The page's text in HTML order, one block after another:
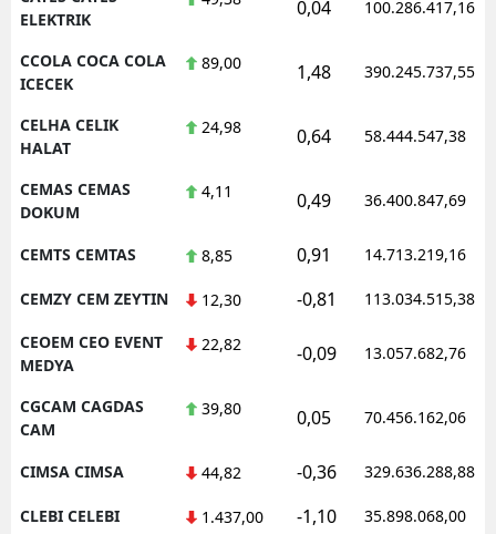
ELEKTRIK
0,04 100.286.417,16
CCOLA COCA COLA
ICECEK
89,00 1,48 390.245.737,55
CELHA CELIK
HALAT
24,98 0,64 58.444.547,38
CEMAS CEMAS
DOKUM
4,11 0,49 36.400.847,69
CEMTS CEMTAS 8,85 0,91 14.713.219,16
CEMZY CEM ZEYTIN 12,30 -0,81 113.034.515,38
CEOEM CEO EVENT
MEDYA
22,82 -0,09 13.057.682,76
CGCAM CAGDAS
CAM
39,80 0,05 70.456.162,06
CIMSA CIMSA 44,82 -0,36 329.636.288,88
CLEBI CELEBI 1.437,00 -1,10 35.898.068,00